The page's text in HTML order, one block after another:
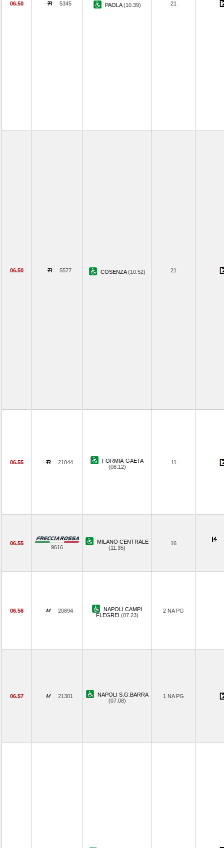
06.50 5345 PAOLA(10.39) 21
06.50 5577 COSENZA(10.52) 21
06.55 21044
FORMIA-GAETA
(08.12)
11
06.55
9616
MILANO CENTRALE
(11.35)
16
06.56 20894
NAPOLI CAMPI
FLEGREI (07.23)
2 NA PG
06.57 21301
NAPOLI S.G.BARRA
(07.08)
1 NA PG